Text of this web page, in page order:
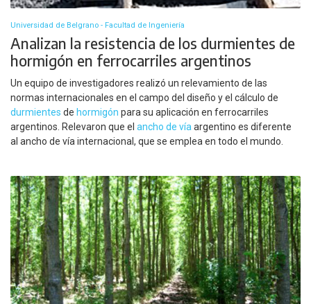
Universidad de Belgrano - Facultad de Ingeniería
Analizan la resistencia de los durmientes de
hormigón en ferrocarriles argentinos
Un equipo de investigadores realizó un relevamiento de las
normas internacionales en el campo del diseño y el cálculo de
durmientes de hormigón para su aplicación en ferrocarriles
argentinos. Relevaron que el ancho de vía argentino es diferente
al ancho de vía internacional, que se emplea en todo el mundo.